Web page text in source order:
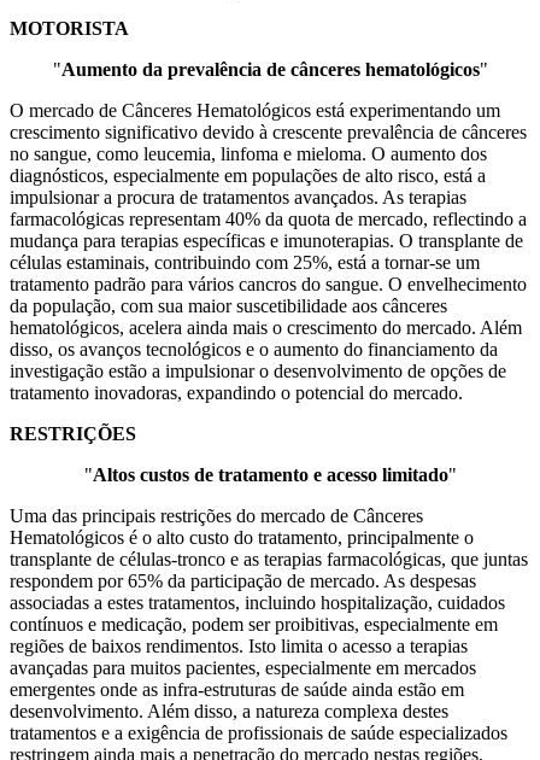
MOTORISTA
"Aumento da prevalência de cânceres hematológicos"
O mercado de Cânceres Hematológicos está experimentando um
crescimento significativo devido à crescente prevalência de cânceres
no sangue, como leucemia, linfoma e mieloma. O aumento dos
diagnósticos, especialmente em populações de alto risco, está a
impulsionar a procura de tratamentos avançados. As terapias
farmacológicas representam 40% da quota de mercado, reflectindo a
mudança para terapias específicas e imunoterapias. O transplante de
células estaminais, contribuindo com 25%, está a tornar-se um
tratamento padrão para vários cancros do sangue. O envelhecimento
da população, com sua maior suscetibilidade aos cânceres
hematológicos, acelera ainda mais o crescimento do mercado. Além
disso, os avanços tecnológicos e o aumento do financiamento da
investigação estão a impulsionar o desenvolvimento de opções de
tratamento inovadoras, expandindo o potencial do mercado.
RESTRIÇÕES
"Altos custos de tratamento e acesso limitado"
Uma das principais restrições do mercado de Cânceres
Hematológicos é o alto custo do tratamento, principalmente o
transplante de células-tronco e as terapias farmacológicas, que juntas
respondem por 65% da participação de mercado. As despesas
associadas a estes tratamentos, incluindo hospitalização, cuidados
contínuos e medicação, podem ser proibitivas, especialmente em
regiões de baixos rendimentos. Isto limita o acesso a terapias
avançadas para muitos pacientes, especialmente em mercados
emergentes onde as infra-estruturas de saúde ainda estão em
desenvolvimento. Além disso, a natureza complexa destes
tratamentos e a exigência de profissionais de saúde especializados
restringem ainda mais a penetração do mercado nestas regiões,